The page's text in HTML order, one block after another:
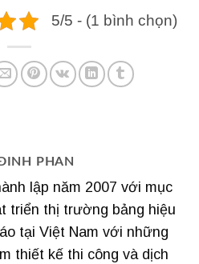
5/5 - (1 bình chọn)
PHAN
lập năm 2007 với mục
triển thị trường bảng hiệu
tại Việt Nam với những
thiết kế thi công và dịch